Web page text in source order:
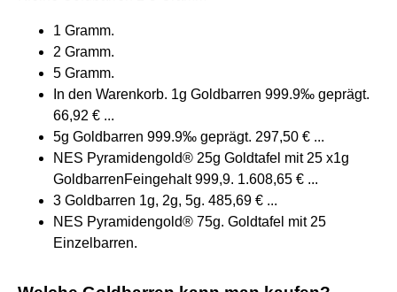
1 Gramm.
2 Gramm.
5 Gramm.
In den Warenkorb. 1g Goldbarren 999.9‰ geprägt.
66,92 € ...
5g Goldbarren 999.9‰ geprägt. 297,50 € ...
NES Pyramidengold® 25g Goldtafel mit 25 x1g
GoldbarrenFeingehalt 999,9. 1.608,65 € ...
3 Goldbarren 1g, 2g, 5g. 485,69 € ...
NES Pyramidengold® 75g. Goldtafel mit 25
Einzelbarren.